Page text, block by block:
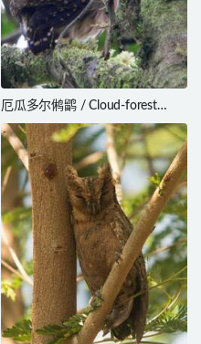
厄瓜多尔鸺鹠 / Cloud-forest
Pygmy Owl / Glaucidium nubicola